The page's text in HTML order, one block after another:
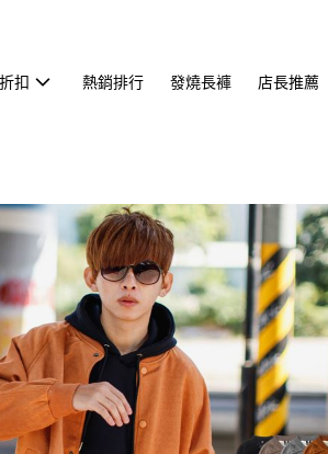
扣 熱銷排行 發燒長褲 店長推薦